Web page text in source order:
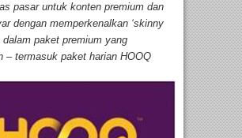
pasar untuk konten premium dan
dengan memperkenalkan ‘skinny
dalam paket premium yang
– termasuk paket harian HOOQ